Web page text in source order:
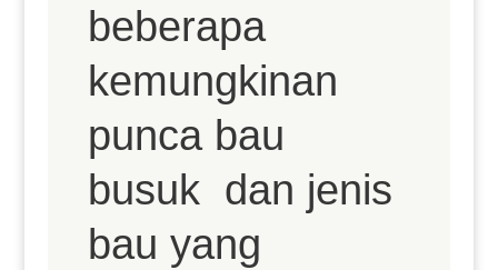
beberapa
kemungkinan
punca bau
busuk dan jenis
bau yang